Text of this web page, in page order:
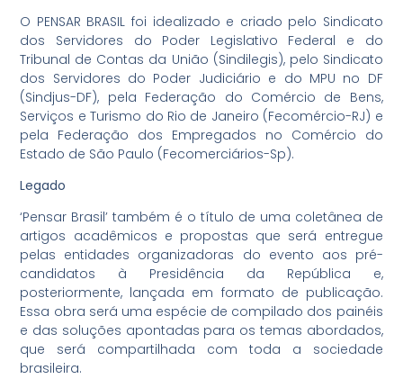
O PENSAR BRASIL foi idealizado e criado pelo Sindicato
dos Servidores do Poder Legislativo Federal e do
Tribunal de Contas da União (Sindilegis), pelo Sindicato
dos Servidores do Poder Judiciário e do MPU no DF
(Sindjus-DF), pela Federação do Comércio de Bens,
Serviços e Turismo do Rio de Janeiro (Fecomércio-RJ) e
pela Federação dos Empregados no Comércio do
Estado de São Paulo (Fecomerciários-Sp).
Legado
‘Pensar Brasil’ também é o título de uma coletânea de
artigos acadêmicos e propostas que será entregue
pelas entidades organizadoras do evento aos pré-
candidatos à Presidência da República e,
posteriormente, lançada em formato de publicação.
Essa obra será uma espécie de compilado dos painéis
e das soluções apontadas para os temas abordados,
que será compartilhada com toda a sociedade
brasileira.